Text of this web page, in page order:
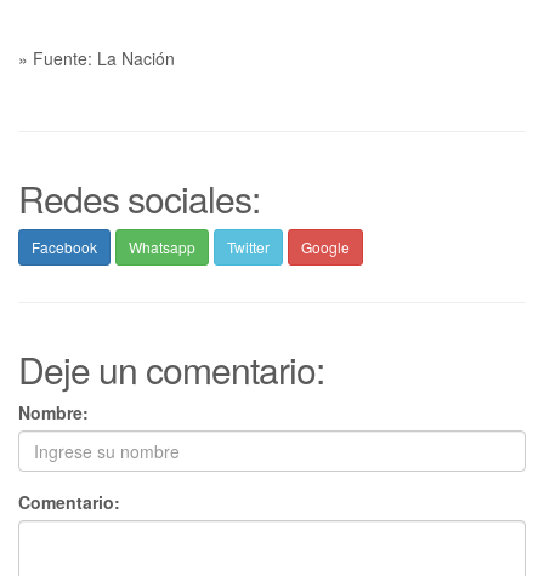
» Fuente: La Nación
Redes sociales:
Facebook Whatsapp Twitter Google
Deje un comentario:
Nombre:
Comentario: